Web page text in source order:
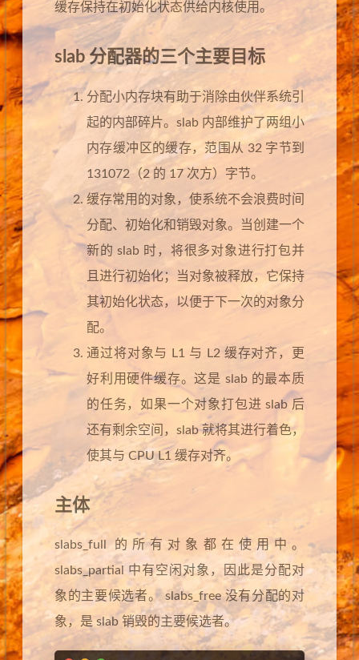
缓存保持在初始化状态供给内核使用。
slab 分配器的三个主要目标
分配小内存块有助于消除由伙伴系统引
起的内部碎片。slab 内部维护了两组小
内存缓冲区的缓存，范围从 32 字节到
131072（2 的 17 次方）字节。
缓存常用的对象，使系统不会浪费时间
分配、初始化和销毁对象。当创建一个
新的 slab 时，将很多对象进行打包并
且进行初始化；当对象被释放，它保持
其初始化状态，以便于下一次的对象分
配。
通过将对象与 L1 与 L2 缓存对齐，更
好利用硬件缓存。这是 slab 的最本质
的任务，如果一个对象打包进 slab 后
还有剩余空间，slab 就将其进行着色，
使其与 CPU L1 缓存对齐。
主体
slabs_full 的所有对象都在使用中。
slabs_partial 中有空闲对象，因此是分配对
象的主要候选者。 slabs_free 没有分配的对
象，是 slab 销毁的主要候选者。